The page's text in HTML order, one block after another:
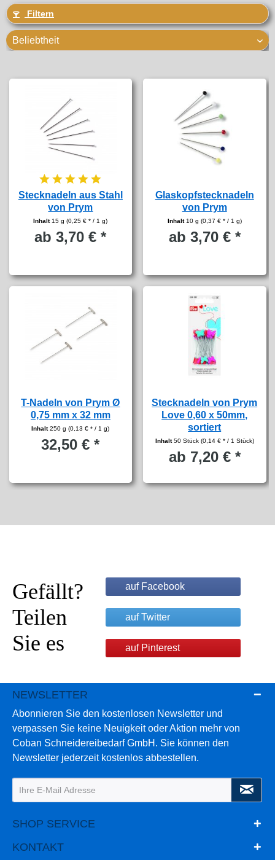
Filtern
Stecknadeln aus Stahl
von Prym
Inhalt 15 g(0,25 € * / 1 g)
ab 3,70 € *
Glaskopfstecknadeln
von Prym
Inhalt 10 g (0,37 € * / 1 g)
ab 3,70 € *
T-Nadeln von Prym Ø
0,75 mm x 32 mm
Inhalt250 g(0,13 € * / 1 g)
32,50 € *
Stecknadeln von Prym
Love 0,60 x 50mm,
sortiert
Inhalt50 Stück (0,14 € * / 1 Stück)
ab 7,20 € *
Gefällt?
Teilen
Sie es
auf Facebook
auf Twitter
auf Pinterest
NEWSLETTER
Abonnieren Sie den kostenlosen Newsletter und
verpassen Sie keine Neuigkeit oder Aktion mehr von
Coban Schneidereibedarf GmbH. Sie können den
Newsletter jederzeit kostenlos abbestellen.
SHOP SERVICE
KONTAKT